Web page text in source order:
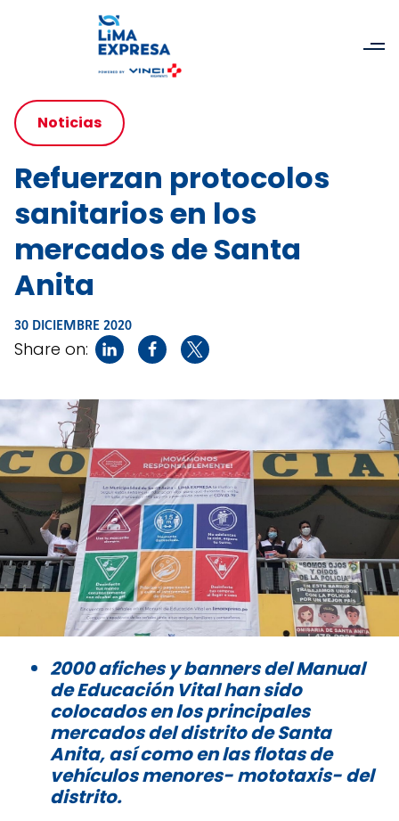
Noticias
Refuerzan protocolos
sanitarios en los
mercados de Santa
Anita
30 DICIEMBRE 2020
Share on:
2000 afiches y banners del Manual
de Educación Vital han sido
colocados en los principales
mercados del distrito de Santa
Anita, así como en las flotas de
vehículos menores- mototaxis- del
distrito.